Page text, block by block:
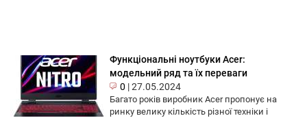
Функціональні ноутбуки Acer:
модельний ряд та їх переваги
0 |27.05.2024
Багато років виробник Acer пропонує на
ринку велику кількість різної техніки і